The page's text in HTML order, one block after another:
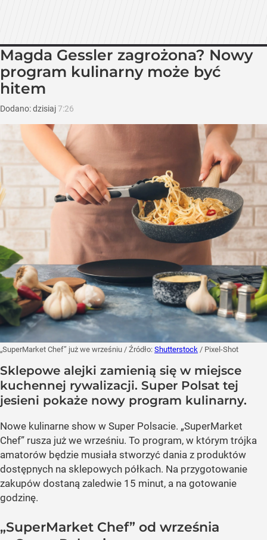
Magda Gessler zagrożona? Nowy
program kulinarny może być
hitem
Dodano:dzisiaj7:26
„SuperMarket Chef” już we wrześniu / Źródło: Shutterstock / Pixel-Shot
Sklepowe alejki zamienią się w miejsce
kuchennej rywalizacji. Super Polsat tej
jesieni pokaże nowy program kulinarny.
Nowe kulinarne show w Super Polsacie. „SuperMarket
Chef” rusza już we wrześniu. To program, w którym trójka
amatorów będzie musiała stworzyć dania z produktów
dostępnych na sklepowych półkach. Na przygotowanie
zakupów dostaną zaledwie 15 minut, a na gotowanie
godzinę.
„SuperMarket Chef” od września